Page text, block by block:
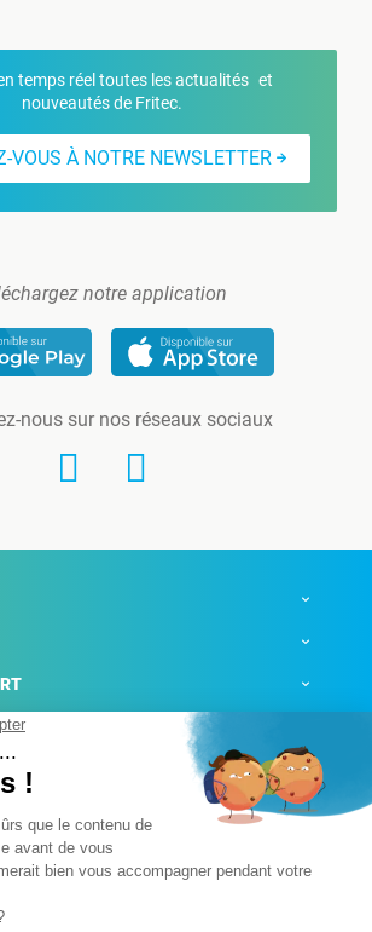
temps réel toutes les actualités et
nouveautés de Fritec.
VOUS À NOTRE NEWSLETTER
notre application
nous sur nos réseaux sociaux
Mentions légales